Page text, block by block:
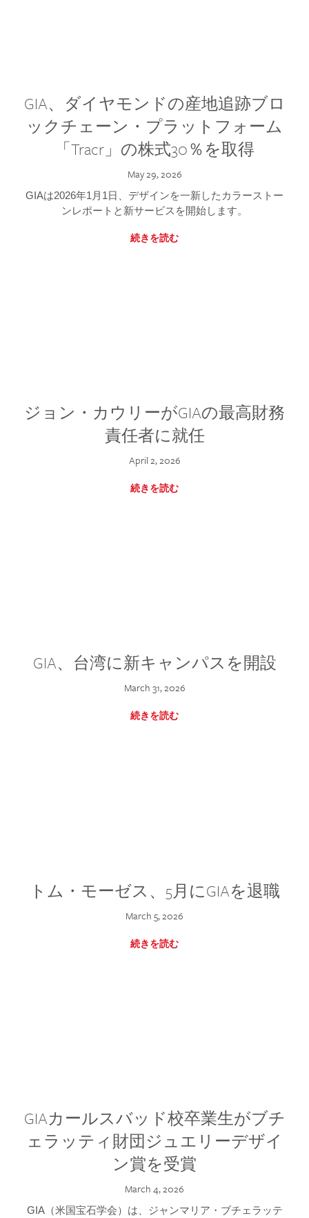
GIA、ダイヤモンドの産地追跡ブロ
ックチェーン・プラットフォーム
「Tracr」の株式30％を取得
May 29, 2026
GIAは2026年1月1日、デザインを一新したカラーストー
ンレポートと新サービスを開始します。
続きを読む
ジョン・カウリーがGIAの最高財務
責任者に就任
April 2, 2026
続きを読む
GIA、台湾に新キャンパスを開設
March 31, 2026
続きを読む
トム・モーゼス、5月にGIAを退職
March 5, 2026
続きを読む
GIAカールスバッド校卒業生がブチ
ェラッティ財団ジュエリーデザイ
ン賞を受賞
March 4, 2026
GIA（米国宝石学会）は、ジャンマリア・ブチェラッテ